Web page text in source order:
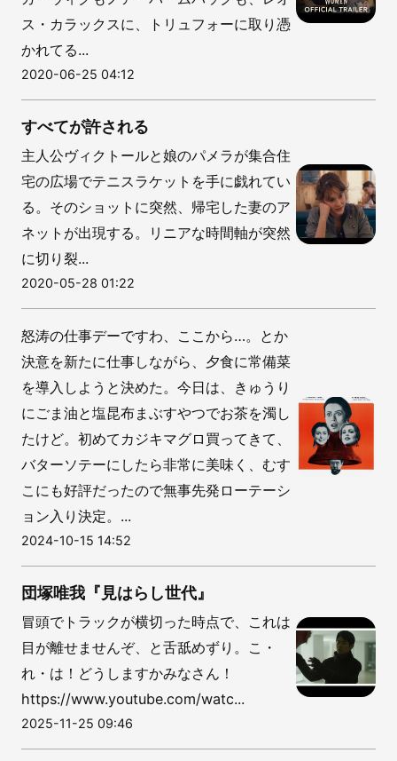
ス・カラックスに、トリュフォーに取り憑
かれてる...
2020-06-25 04:12
すべてが許される
主人公ヴィクトールと娘のパメラが集合住
宅の広場でテニスラケットを手に戯れてい
る。そのショットに突然、帰宅した妻のア
ネットが出現する。リニアな時間軸が突然
に切り裂...
2020-05-28 01:22
怒涛の仕事デーですわ、ここから…。とか
決意を新たに仕事しながら、夕食に常備菜
を導入しようと決めた。今日は、きゅうり
にごま油と塩昆布まぶすやつでお茶を濁し
たけど。初めてカジキマグロ買ってきて、
バターソテーにしたら非常に美味く、むす
こにも好評だったので無事先発ローテーシ
ョン入り決定。...
2024-10-15 14:52
団塚唯我『見はらし世代』
冒頭でトラックが横切った時点で、これは
目が離せませんぞ、と舌舐めずり。こ・
れ・は！どうしますかみなさん！
https://www.youtube.com/watc...
2025-11-25 09:46